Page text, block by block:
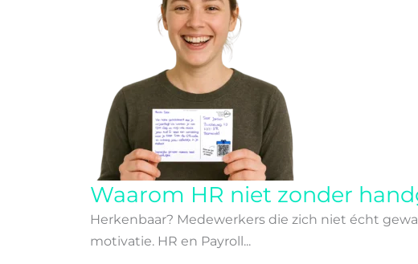
Waarom HR niet zonder
Herkenbaar? Medewerkers die zich niet écht
motivatie. HR en Payroll...